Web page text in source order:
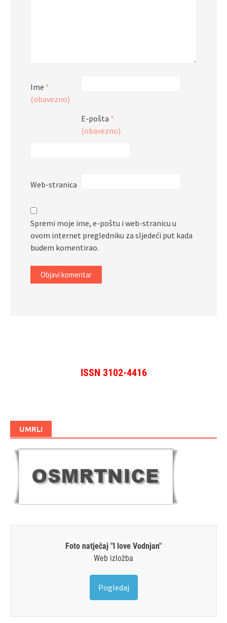
Ime *
(obavezno)
E-pošta *
(obavezno)
Web-stranica
Spremi moje ime, e-poštu i web-stranicu u
ovom internet pregledniku za sljedeći put kada
budem komentirao.
ISSN 3102-4416
UMRLI
Foto natječaj "I love Vodnjan"
Web izložba
Pogledaj